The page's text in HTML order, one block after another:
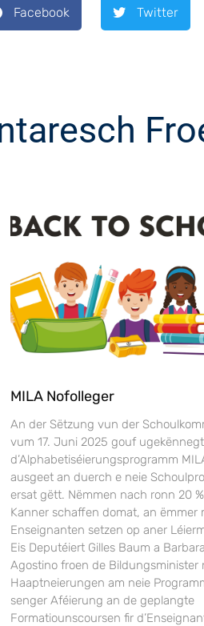
Facebook Twitter
MILA Nofolleger
An der Sëtzung vun der
vum 17. Juni 2025 gouf
d’Alphabetiséierungsprogramm
ausgeet an duerch e neie
ersat gëtt. Nëmmen nach ronn 20
Kanner schaffen domat, an ëmmer
Enseignanten setzen op aner
Eis Deputéiert Gilles Baum a Barbara
Agostino froen de Bildungsminister
Haaptneierungen am neie
senger Aféierung an de geplangte
Formatiounscoursen fir